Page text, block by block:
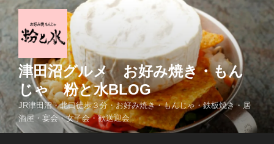
コ
テ
ン
ツ
ス
キ
ッ
津田沼グルメ お好み焼き・もん
じゃ 粉と水BLOG
JR津田沼・北口徒歩３分・お好み焼き・もんじゃ・鉄板焼き・居
酒屋・宴会・女子会・歓送迎会